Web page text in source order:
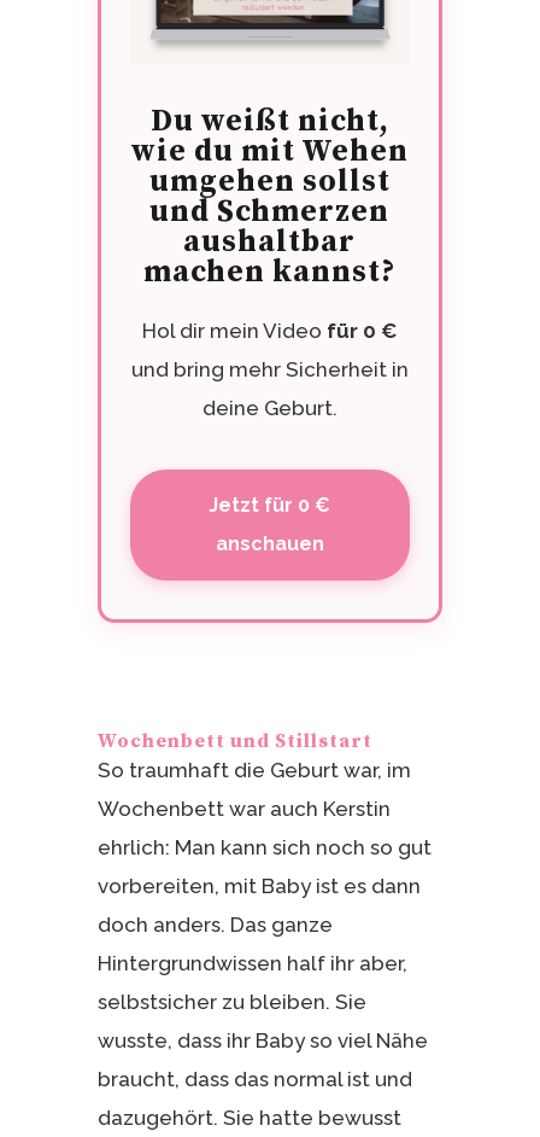
Du weißt nicht,
wie du mit Wehen
umgehen sollst
und Schmerzen
aushaltbar
machen kannst?
Hol dir mein Video für 0 €
und bring mehr Sicherheit in
deine Geburt.
Jetzt für 0 €
anschauen
Wochenbett und Stillstart
So traumhaft die Geburt war, im
Wochenbett war auch Kerstin
ehrlich: Man kann sich noch so gut
vorbereiten, mit Baby ist es dann
doch anders. Das ganze
Hintergrundwissen half ihr aber,
selbstsicher zu bleiben. Sie
wusste, dass ihr Baby so viel Nähe
braucht, dass das normal ist und
dazugehört. Sie hatte bewusst